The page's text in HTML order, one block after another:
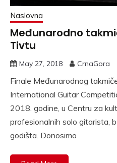
Naslovna
Međunarodno
Tivtu
May 27, 2018 CrnaGora
Finale Međunarodnog
International Guitar
2018. godine, u Centru za
profesionalnih solo gitarista,
godišta. Donosimo